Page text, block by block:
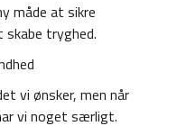
måde at sikre
skabe tryghed.
vi ønsker, men når
vi noget særligt.